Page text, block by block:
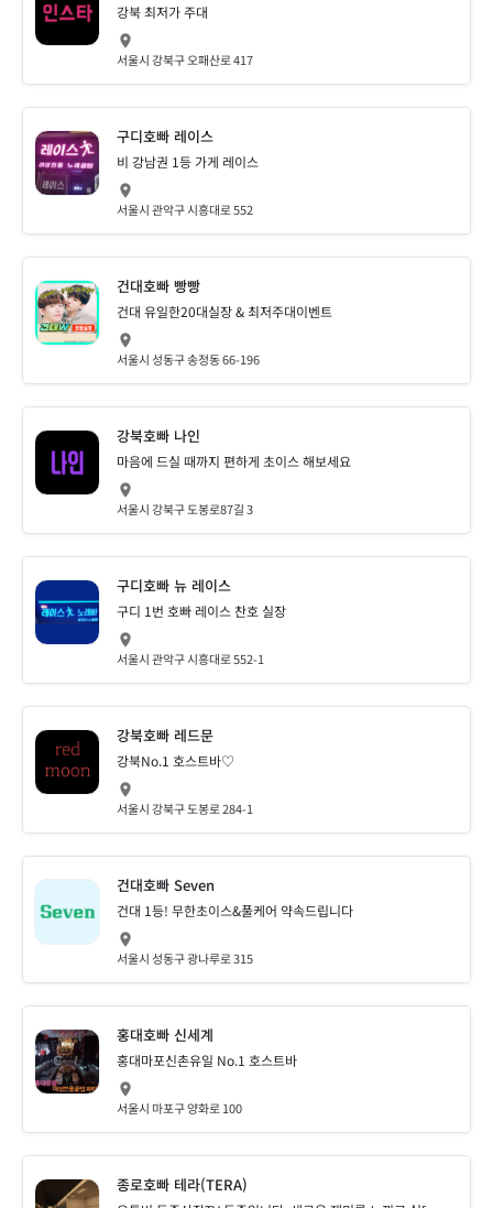
강북 최저가 주대
서울시 강북구 오패산로 417
구디호빠 레이스
비 강남권 1등 가게 레이스
서울시 관악구 시흥대로 552
건대호빠 빵빵
건대 유일한20대실장 & 최저주대이벤트
서울시 성동구 송정동 66-196
강북호빠 나인
마음에 드실 때까지 편하게 초이스 해보세요
서울시 강북구 도봉로87길 3
구디호빠 뉴 레이스
구디 1번 호빠 레이스 찬호 실장
서울시 관악구 시흥대로 552-1
강북호빠 레드문
강북No.1 호스트바♡
서울시 강북구 도봉로 284-1
건대호빠 Seven
건대 1등! 무한초이스&풀케어 약속드립니다
서울시 성동구 광나루로 315
홍대호빠 신세계
홍대마포신촌유일 No.1 호스트바
서울시 마포구 양화로 100
종로호빠 테라(TERA)